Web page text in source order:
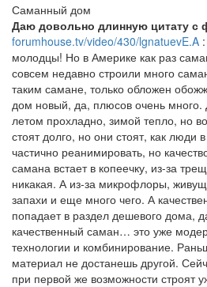
Саманный дом
Даю довольно длинную цитату с
forumhouse.tv/video/430/lgnatuevE.A
молодцы! Но в Америке как раз
совсем недавно строили много
таким самане, только обложен
дом новый, да, плюсов очень много.
летом прохладно, зимой тепло, но
стоят долго, но они стоят, как люди
частично реанимировать, но
самана встает в копеечку, из-за
никакая. А из-за микрофлоры,
запахи и еще много чего. А
попадает в раздел дешевого дома,
качественный саман… это уже
технологии и комбинирование.
материал не достанешь другой.
при первой же возможности строят